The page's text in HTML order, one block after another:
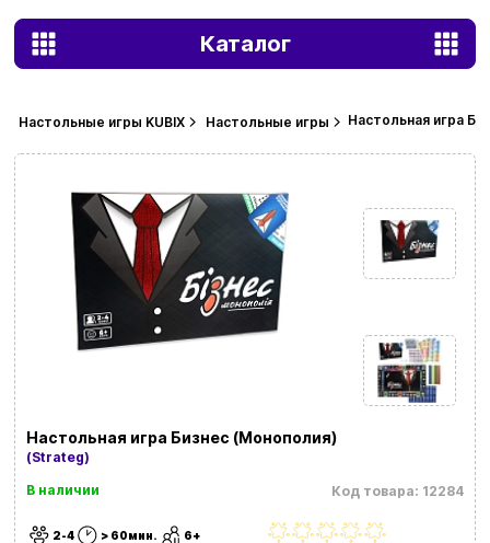
Каталог
Настольные игры KUBIX Настольные игры Настольная игра
Настольная игра Бизнес (Монополия)
(Strateg)
Код товара: 12284
В наличии
2-4 > 60мин. 6+